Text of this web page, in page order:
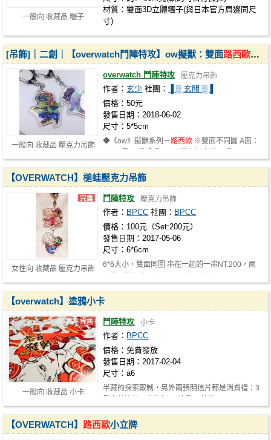
一般向 收藏品 糰子
材質：雙面3D立體糰子(與日本官方周邊同尺
寸)
一般向 收藏品 壓克力吊飾
[吊飾]｜二創｜【overwatch鬥陣特攻】ow擬獸：雙面路西歐呱
overwatch 鬥陣特攻 壓克力吊飾
作者：玄少 社團：
▐ ▒ 玄關 ▒▐
價格：50元
發售日期：2018-06-02
尺寸：5*5cm
◆《ow》擬獸系列－路西歐 ※雙面不同圖 A面：
女性向 收藏品 壓克力吊飾
【OVERWATCH】槌蛙壓克力吊飾
鬥陣特攻 壓克力吊飾
作者： BPCC 社團： BPCC
價格：100元（Set:200元）
發售日期：2017-05-06
尺寸：6*6cm
6*6大小，雙面同圖 串在一起的一串NT.200，兩
一般向 收藏品 小卡
【overwatch】塗鴉小卡
鬥陣特攻 小卡
作者： BPCC
價格：免費發放
發售日期：2017-02-04
尺寸：a6
半藏的採索取制，另外兩張明信片都是消費禮：3
【OVERWATCH】 路西歐小立牌